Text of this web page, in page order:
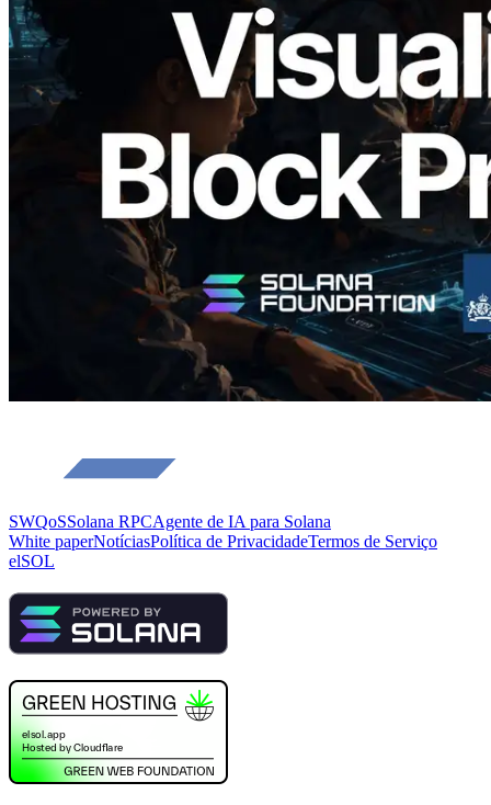
Validators Solutions lança Solana Block
Analyzer — Visualizando o tempo de
produção de bloco por slot e o validador
responsável
SWQoSSolana RPCAgente de IA para Solana
White paperNotíciasPolítica de PrivacidadeTermos de Serviço
elSOL